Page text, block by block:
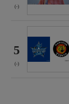
(-)
5
(-)